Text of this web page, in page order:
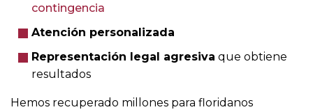
contingencia
Atención personalizada
Representación legal agresiva que obtiene
resultados
Hemos recuperado millones para floridanos